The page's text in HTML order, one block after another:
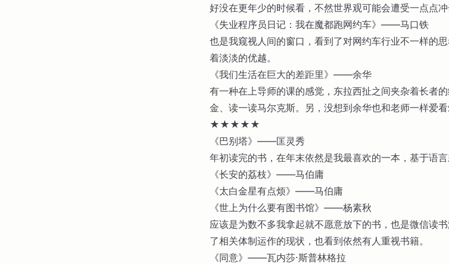
好没在更年少的时候看，不然世界观可能会遭受一点点冲
《失业程序员日记：我在魔都跑网约车》——马口铁
也是我窥视人间的窗口，看到了对网约车行业不一样的
着淡淡的优越。
《我们生活在巨大的差距里》——余华
有一种在上导师的课的感觉，东拉西扯之间夹杂着长者
金、读一读马尔克斯。另，没想到余华也和老师一样爱看
★★★★★
《巴别塔》——匡灵秀
年初读完的书，在年末依然是我最喜欢的一本，基于语言
《长安的荔枝》——马伯庸
《太白金星有点烦》——马伯庸
《世上为什么要有图书馆》——杨素秋
应该是为数不多我拿起就不愿意放下的书，也是微信读
了相关体制运作的现状，也看到依然有人重视书籍。
《同意》——瓦内莎·斯普林格拉